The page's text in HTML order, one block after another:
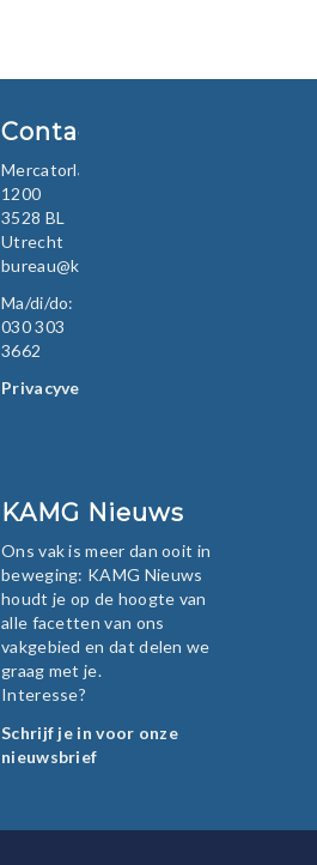
Contact
Mercatorlaan
1200
3528 BL
Utrecht
bureau@kamg.nl
Ma/di/do:
030 303
3662
Privacyverklaring
KAMG Nieuws
Ons vak is meer dan ooit in
beweging: KAMG Nieuws
houdt je op de hoogte van
alle facetten van ons
vakgebied en dat delen we
graag met je.
Interesse?
Schrijf je in voor onze
nieuwsbrief